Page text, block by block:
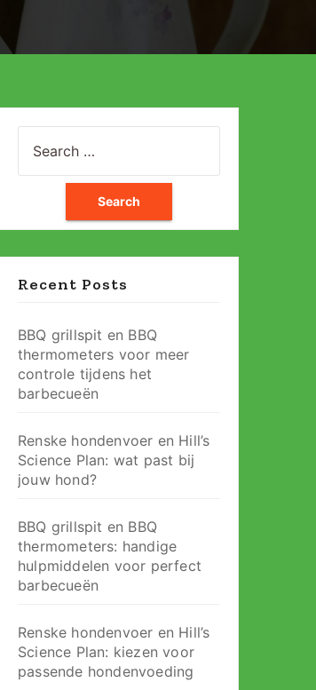
for:
Recent Posts
BBQ grillspit en BBQ
thermometers voor meer
controle tijdens het
barbecueën
Renske hondenvoer en Hill’s
Science Plan: wat past bij
jouw hond?
BBQ grillspit en BBQ
thermometers: handige
hulpmiddelen voor perfect
barbecueën
Renske hondenvoer en Hill’s
Science Plan: kiezen voor
passende hondenvoeding